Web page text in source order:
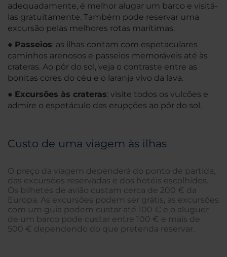
adequadamente, é melhor alugar um barco e visitá-
las gratuitamente. Também pode reservar uma
excursão pelas melhores rotas marítimas.
● Passeios: as ilhas contam com espetaculares
caminhos arenosos e passeios memoráveis até às
crateras. Ao pôr do sol, veja o contraste entre as
bonitas cores do céu e o laranja vivo da lava.
● Excursões às crateras: visite todos os vulcões e
admire o espetáculo das erupções ao pôr do sol.
Custo de uma viagem às ilhas
O preço da viagem dependerá do ponto de partida,
das excursões reservadas e dos hotéis escolhidos.
Os bilhetes de avião custam cerca de 200 € da
Europa. As excursões podem ser grátis, as excursões
com um guia podem custar até 100 € e o aluguer
de um barco pode custar entre 100 € e mais de
500 € dependendo do que pretenda reservar.